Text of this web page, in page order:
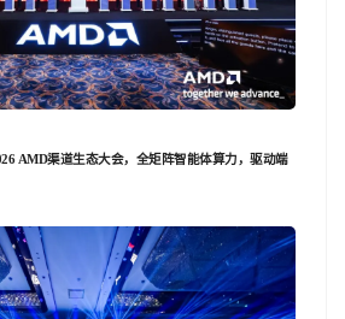
AMD渠道生态大会，全矩阵智能体算力，驱动端